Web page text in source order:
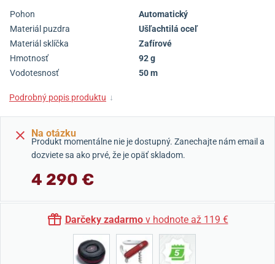
Pohon
Automatický
Materiál puzdra
Ušľachtilá oceľ
Materiál sklíčka
Zafírové
Hmotnosť
92 g
Vodotesnosť
50 m
Podrobný popis produktu ↓
Na otázku
Produkt momentálne nie je dostupný. Zanechajte nám email a
dozviete sa ako prvé, že je opäť skladom.
4 290 €
Darčeky zadarmov hodnote až 119 €